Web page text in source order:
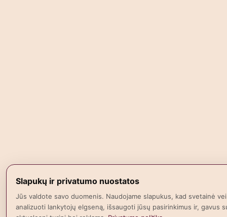
Slapukų ir privatumo nuostatos
Jūs valdote savo duomenis. Naudojame slapukus, kad svetainė
analizuoti lankytojų elgseną, išsaugoti jūsų pasirinkimus ir, gavus